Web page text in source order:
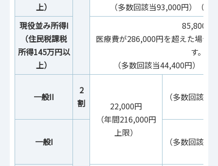
上）
（多数回該当93,000円）（
現役並み所得I
（住民税課税
所得145万円以
上）
85,800円
医療費が286,000円を超えた場合
す。
（多数回該当44,400円）（
一般II
2
割
22,000円
（年間216,000円
上限）
（多数回該
一般I （多数回該